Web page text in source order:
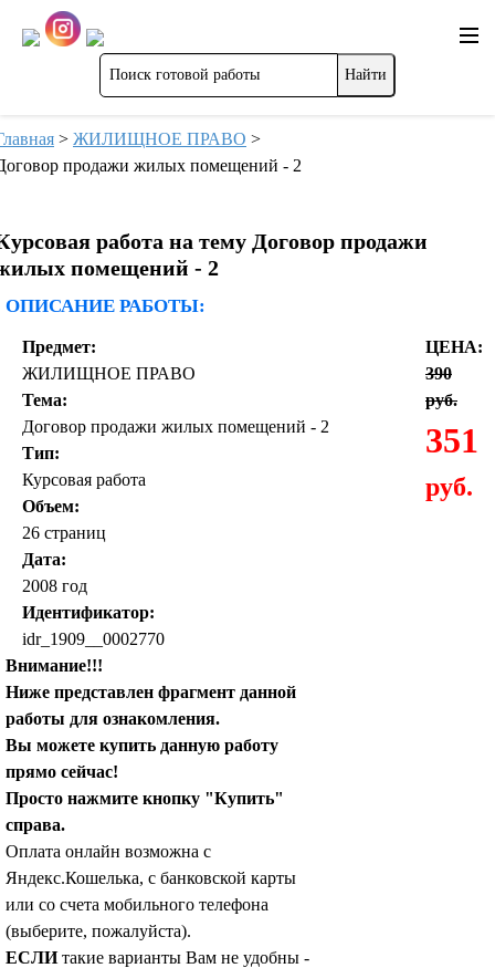
> ЖИЛИЩНОЕ ПРАВО >
продажи жилых помещений - 2
работа на тему Договор продажи
помещений - 2
ОПИСАНИЕ РАБОТЫ:
Предмет:
ЖИЛИЩНОЕ ПРАВО
Тема:
Договор продажи жилых помещений - 2
Тип:
Курсовая работа
Объем:
26 страниц
Дата:
2008 год
Идентификатор:
idr_1909__0002770
ЦЕНА:
390
руб.
351
руб.
Внимание!!!
Ниже представлен фрагмент данной
работы для ознакомления.
Вы можете купить данную работу
прямо сейчас!
Просто нажмите кнопку "Купить"
справа.
Оплата онлайн возможна с
Яндекс.Кошелька, с банковской карты
или со счета мобильного телефона
(выберите, пожалуйста).
ЕСЛИтакие варианты Вам не удобны -